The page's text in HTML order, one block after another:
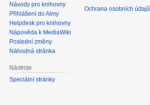
Návody pro knihovny
Přihlášení do Almy
Helpdesk pro knihovny
Nápověda k MediaWiki
Poslední změny
Náhodná stránka
Nástroje
Speciální stránky
Ochrana osobních údajů